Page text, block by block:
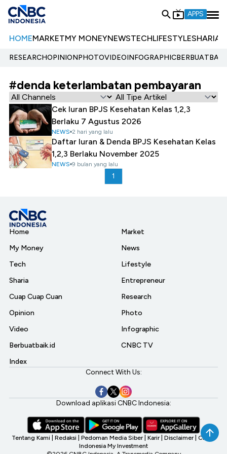
APPS
HOMEMARKETMY MONEYNEWSTECHLIFESTYLESHARIA
RESEARCHOPINIONPHOTOVIDEOINFOGRAPHIC
#denda keterlambatan pembayaran
Cek Iuran BPJS Kesehatan Kelas 1,2,3
Berlaku 7 Agustus 2026
NEWS 2 hari yang lalu
Daftar Iuran & Denda BPJS Kesehatan Kelas
1,2,3 Berlaku November 2025
NEWS 9 bulan yang lalu
1
Home
My Money
Tech
Sharia
Cuap Cuap Cuan
Opinion
Video
Berbuatbaik.id
Index
Market
News
Lifestyle
Entrepreneur
Research
Photo
Infographic
CNBC TV
Connect With Us:
Download aplikasi CNBC Indonesia:
Tentang Kami Redaksi Pedoman Media Siber Karir Disclaimer CNBC
Indonesia My Investment